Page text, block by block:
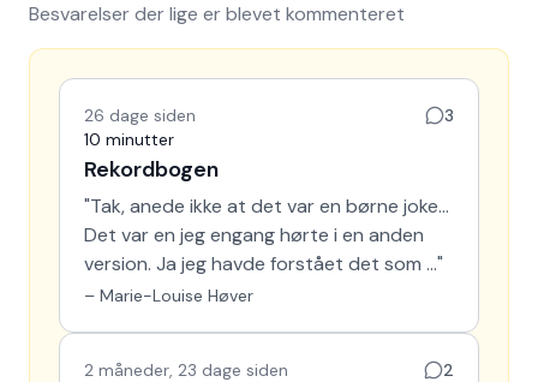
Besvarelser der lige er blevet kommenteret
26 dage siden
3
10 minutter
Rekordbogen
"Tak, anede ikke at det var en børne joke…
Det var en jeg engang hørte i en anden
version. Ja jeg havde forstået det som …"
– Marie-Louise Høver
2 måneder, 23 dage siden
2